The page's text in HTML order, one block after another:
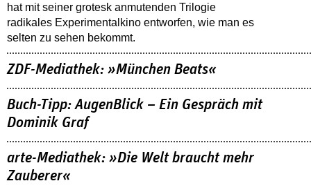
hat mit seiner grotesk anmutenden Trilogie
radikales Experimentalkino entworfen, wie man es
selten zu sehen bekommt.
ZDF-Mediathek: »München Beats«
Buch-Tipp: AugenBlick – Ein Gespräch mit
Dominik Graf
arte-Mediathek: »Die Welt braucht mehr
Zauberer«